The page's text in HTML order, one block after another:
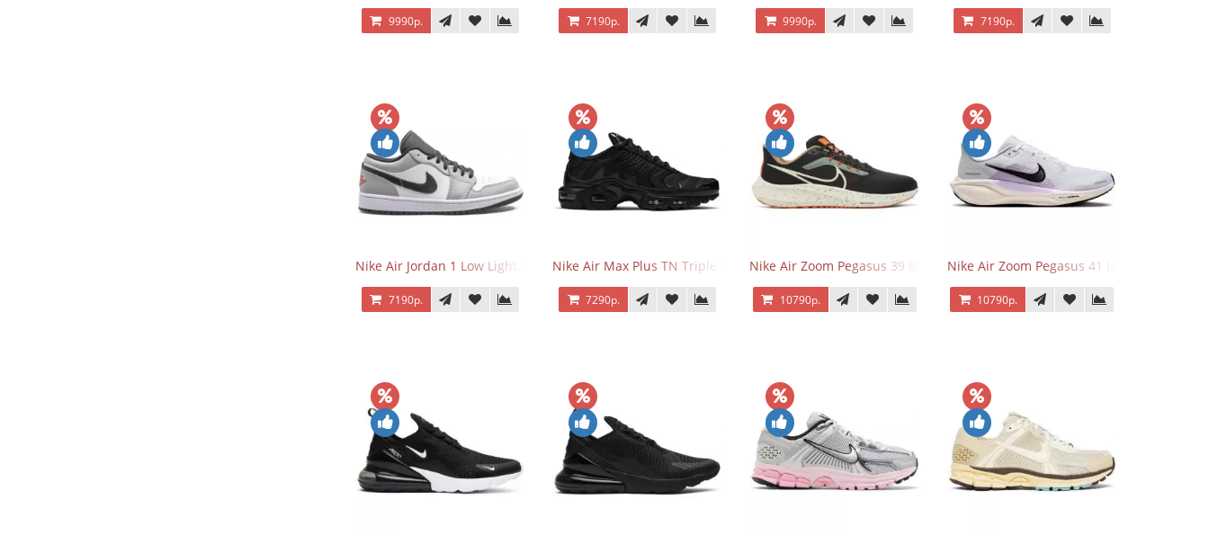
9990р. 7190р. 9990р. 7190р.
Nike Air Jordan 1 Low Light Smoke Grey
7190р.
Nike Air Max Plus TN Triple Black
7290р.
Nike Air Zoom Pegasus 39 Black White Orange
10790р.
Nike Air Zoom Pegasus 41 Lilac Bloom
10790р.